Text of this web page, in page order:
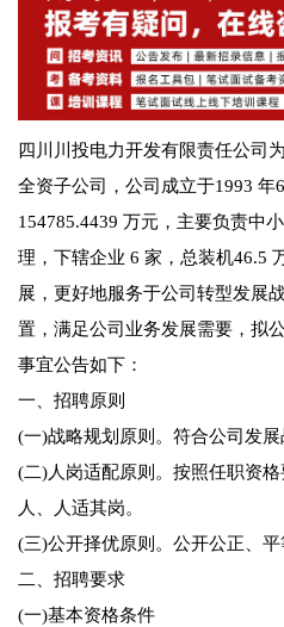
四川川投电力开发有限责任公司
全资子公司，公司成立于1993 年
154785.4439 万元，主要负责中
理，下辖企业 6 家，总装机46.5
展，更好地服务于公司转型发展
置，满足公司业务发展需要，拟
事宜公告如下：
一、招聘原则
(一)战略规划原则。符合公司发展
(二)人岗适配原则。按照任职资
人、人适其岗。
(三)公开择优原则。公开公正、平
二、招聘要求
(一)基本资格条件